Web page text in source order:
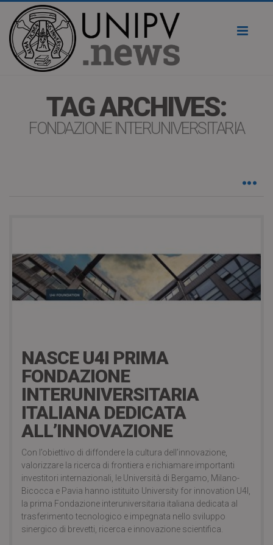
TAG ARCHIVES:
FONDAZIONE INTERUNIVERSITARIA
NASCE U4I PRIMA
FONDAZIONE
INTERUNIVERSITARIA
ITALIANA DEDICATA
ALL’INNOVAZIONE
Con l’obiettivo di diffondere la cultura dell’innovazione,
valorizzare la ricerca di frontiera e richiamare importanti
investitori internazionali, le Università di Bergamo, Milano-
Bicocca e Pavia hanno istituito University for innovation U4I,
la prima Fondazione interuniversitaria italiana dedicata al
trasferimento tecnologico e impegnata nello sviluppo
sinergico di brevetti, ricerca e innovazione scientifica.